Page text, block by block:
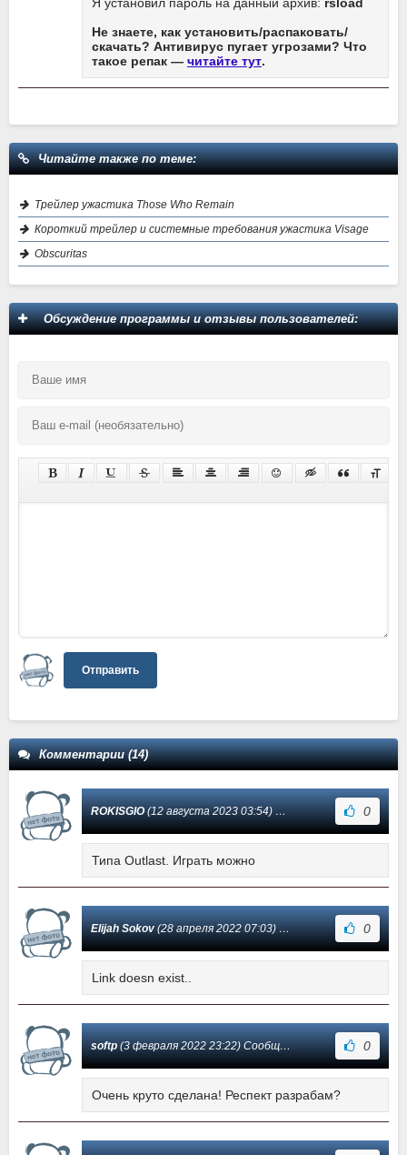
Я установил пароль на данный архив: rsload
Не знаете, как установить/распаковать/
скачать? Антивирус пугает угрозами? Что
такое репак — читайте тут.
Читайте также по теме:
Трейлер ужастика Those Who Remain
Короткий трейлер и системные требования ужастика Visage
Obscuritas
Обсуждение программы и отзывы пользователей:
Отправить
Комментарии (14)
ROKISGIO(12 августа 2023 03:54) Сообщение #13 0
Типа Outlast. Играть можно
Elijah Sokov(28 апреля 2022 07:03) Сообщение #12 0
Link doesn exist..
softp(3 февраля 2022 23:22) Сообщение #11 0
Очень круто сделана! Респект разрабам?